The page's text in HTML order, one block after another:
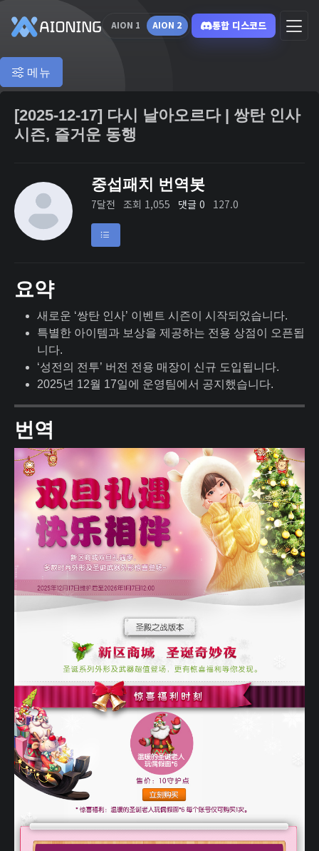
AION 1 AION 2 통합 디스코드
메뉴
[2025-12-17] 다시 날아오르다 | 쌍탄 인사
시즌, 즐거운 동행
중섭패치 번역봇
7달전 조회 1,055 댓글 0 127.0
요약
새로운 ‘쌍탄 인사’ 이벤트 시즌이 시작되었습니다.
특별한 아이템과 보상을 제공하는 전용 상점이 오픈됩
니다.
‘성전의 전투’ 버전 전용 매장이 신규 도입됩니다.
2025년 12월 17일에 운영팀에서 공지했습니다.
번역